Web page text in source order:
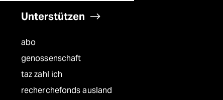
Unterstützen
abo
genossenschaft
taz zahl ich
recherchefonds ausland